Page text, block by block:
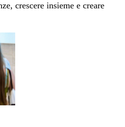
crescere insieme e creare